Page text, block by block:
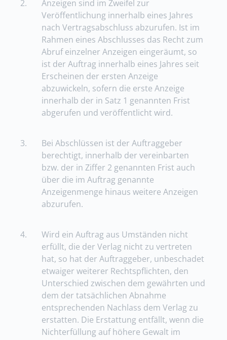
2.
Anzeigen sind im Zweifel zur
Veröffentlichung innerhalb eines Jahres
nach Vertragsabschluss abzurufen. Ist im
Rahmen eines Abschlusses das Recht zum
Abruf einzelner Anzeigen eingeräumt, so
ist der Auftrag innerhalb eines Jahres seit
Erscheinen der ersten Anzeige
abzuwickeln, sofern die erste Anzeige
innerhalb der in Satz 1 genannten Frist
abgerufen und veröffentlicht wird.
3.
Bei Abschlüssen ist der Auftraggeber
berechtigt, innerhalb der vereinbarten
bzw. der in Ziffer 2 genannten Frist auch
über die im Auftrag genannte
Anzeigenmenge hinaus weitere Anzeigen
abzurufen.
4.
Wird ein Auftrag aus Umständen nicht
erfüllt, die der Verlag nicht zu vertreten
hat, so hat der Auftraggeber, unbeschadet
etwaiger weiterer Rechtspflichten, den
Unterschied zwischen dem gewährten und
dem der tatsächlichen Abnahme
entsprechenden Nachlass dem Verlag zu
erstatten. Die Erstattung entfällt, wenn die
Nichterfüllung auf höhere Gewalt im